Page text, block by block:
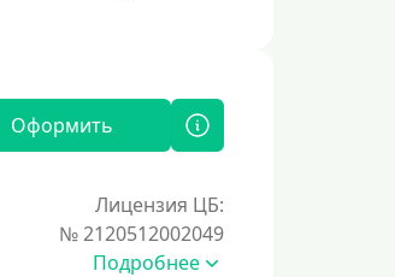
Оформить
Лицензия ЦБ:
№ 2120512002049
Подробнее